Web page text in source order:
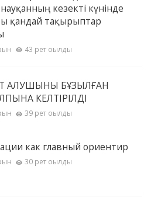
кезекті күнінде
қандай тақырыптар
43 рет оқылды
АЛУШЫНЫҢ БҰЗЫЛҒАН
КЕЛТІРІЛДІ
39 рет оқылды
как главный ориентир
30 рет оқылды